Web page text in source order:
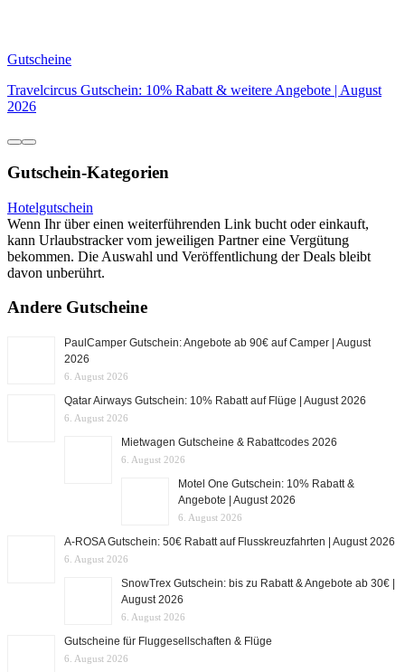
Gutscheine
Travelcircus Gutschein: 10% Rabatt & weitere Angebote | August
2026
Gutschein-Kategorien
Hotelgutschein
Wenn Ihr über einen weiterführenden Link bucht oder einkauft,
kann Urlaubstracker vom jeweiligen Partner eine Vergütung
bekommen. Die Auswahl und Veröffentlichung der Deals bleibt
davon unberührt.
Andere Gutscheine
PaulCamper Gutschein: Angebote ab 90€ auf Camper | August
2026
6. August 2026
Qatar Airways Gutschein: 10% Rabatt auf Flüge | August 2026
6. August 2026
Mietwagen Gutscheine & Rabattcodes 2026
6. August 2026
Motel One Gutschein: 10% Rabatt &
Angebote | August 2026
6. August 2026
A-ROSA Gutschein: 50€ Rabatt auf Flusskreuzfahrten | August 2026
6. August 2026
SnowTrex Gutschein: bis zu Rabatt & Angebote ab 30€ |
August 2026
6. August 2026
Gutscheine für Fluggesellschaften & Flüge
6. August 2026